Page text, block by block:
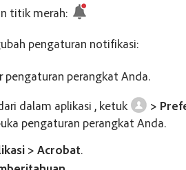
titik merah:
pengaturan notifikasi:
pengaturan perangkat Anda.
dalam aplikasi , ketuk
>
pengaturan perangkat Anda.
> Acrobat.